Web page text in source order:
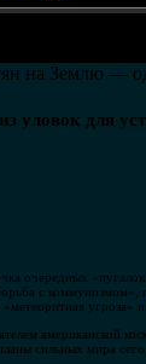
на Землю —
уловок для
очередных
с
угроза» и
американской
сильных мира